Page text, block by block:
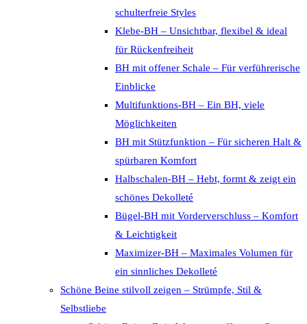
schulterfreie Styles
Klebe-BH – Unsichtbar, flexibel & ideal
für Rückenfreiheit
BH mit offener Schale – Für verführerische
Einblicke
Multifunktions-BH – Ein BH, viele
Möglichkeiten
BH mit Stützfunktion – Für sicheren Halt &
spürbaren Komfort
Halbschalen-BH – Hebt, formt & zeigt ein
schönes Dekolleté
Bügel-BH mit Vorderverschluss – Komfort
& Leichtigkeit
Maximizer-BH – Maximales Volumen für
ein sinnliches Dekolleté
Schöne Beine stilvoll zeigen – Strümpfe, Stil &
Selbstliebe